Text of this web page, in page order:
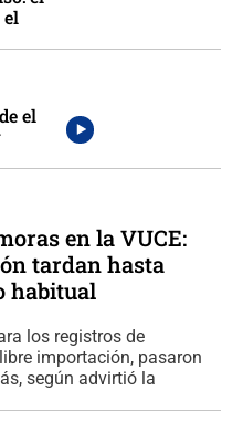
el
el
en la VUCE:
tardan hasta
habitual
los registros de
importación, pasaron
según advirtió la